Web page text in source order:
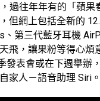
過往年年有的「蘋果
但網上包括全新的
、第三代藍牙耳機
飛，讓果粉等得心煩
發表會或在下週舉辦
家人－語音助理 Siri。